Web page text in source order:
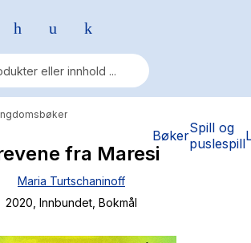
BøkerSpill og
puslespill
Sable Sorensen
fra Maresi
Maria Turtschaninoff
2020 , Innbundet , Bokmål